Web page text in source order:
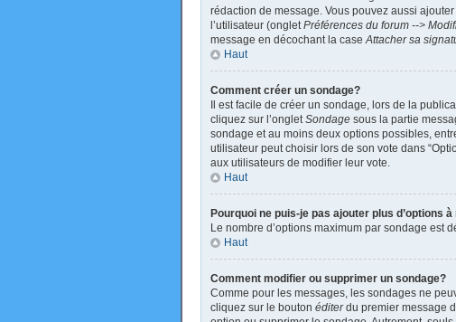
rédaction de message. Vous pouvez aussi
l’utilisateur (ongletPréférences du forum -->
message en décochant la caseAttacher sa
Haut
Comment créer un sondage?
Il est facile de créer un sondage, lors de la
cliquez sur l’ongletSondage sous la partie
sondage et au moins deux options possibles,
utilisateur peut choisir lors de son vote dans
aux utilisateurs de modifier leur vote.
Haut
Pourquoi ne puis-je pas ajouter plus d’options
Le nombre d’options maximum par sondage est
Haut
Comment modifier ou supprimer un sondage?
Comme pour les messages, les sondages ne
cliquez sur le bouton éditerdu premier message